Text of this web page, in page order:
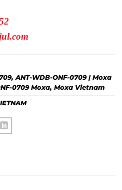
,ANT-WDB-ONF-0709 | Moxa
0709 Moxa, Moxa Vietnam